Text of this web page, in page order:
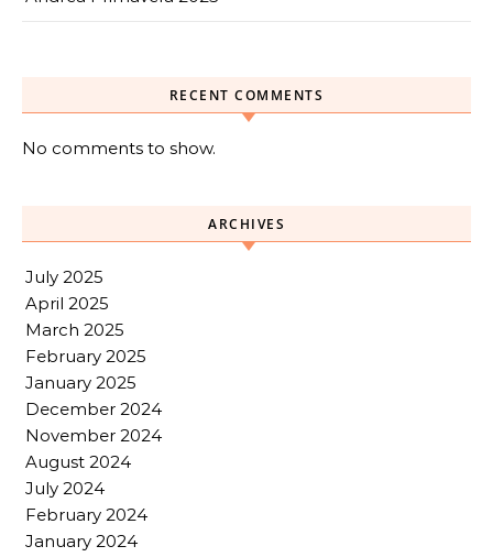
RECENT COMMENTS
No comments to show.
ARCHIVES
July 2025
April 2025
March 2025
February 2025
January 2025
December 2024
November 2024
August 2024
July 2024
February 2024
January 2024